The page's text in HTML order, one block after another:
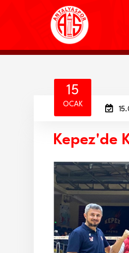
15
OCAK
Kepez'de